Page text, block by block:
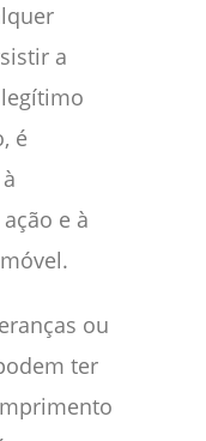
a
é
e à
ou
ter